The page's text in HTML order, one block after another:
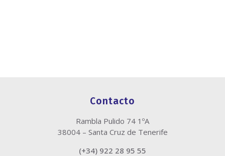
Contacto
Rambla Pulido 74 1ºA
38004 – Santa Cruz de Tenerife
(+34) 922 28 95 55